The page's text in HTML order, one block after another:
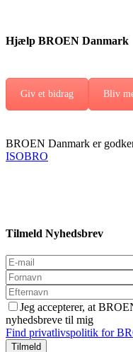
Hjælp BROEN Danmark
Giv et bidrag Bliv
BROEN Danmark er
ISOBRO
Tilmeld Nyhedsbrev
Jeg accepterer, at
nyhedsbreve til mig
Find privatlivspolitik for